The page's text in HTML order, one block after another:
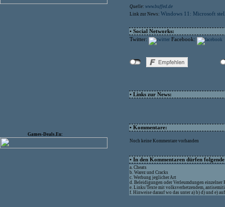
Games-Deals.Eu:
Quelle: www.buffed.de
Link zur News: Windows 11: Microsoft
• Social Networks:
Twitter:
Facebook:
• Links zur News:
• Kommentare:
Noch keine Kommentare vorhanden
• In den Kommentaren dürfen
a. Cheats
b. Warez und Cracks
c. Werbung jeglicher Art
d. Beleidigungen oder Verleumdungen einzelner
e. Links/Texte mit volksverhetzendem,
f. Hinweise darauf wo das unter a) b) d) und e)